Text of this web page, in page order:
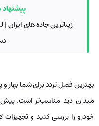
پیشنهاد
زیباترین جاده های ایران
بهترین فصل تردد برای شما بهار و
میدان دید مناسب‌تر است.
خودرو را بررسی کنید و تجهیزات